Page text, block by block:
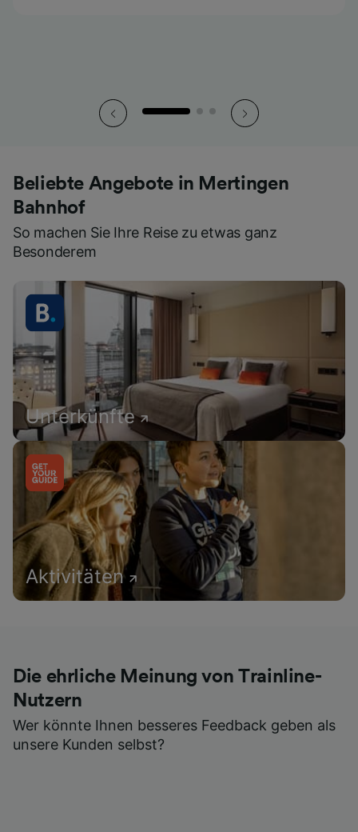
Beliebte Angebote in Mertingen
Bahnhof
So machen Sie Ihre Reise zu etwas ganz
Besonderem
Unterkünfte
Aktivitäten
Die ehrliche Meinung von Trainline-
Nutzern
Wer könnte Ihnen besseres Feedback geben als
unsere Kunden selbst?